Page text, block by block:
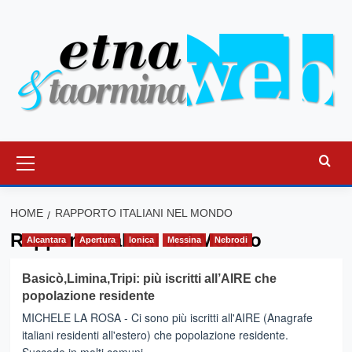
principale
HOME RAPPORTO ITALIANI NEL MONDO
Rapporto italiani nel Mondo
Alcantara Apertura Ionica Messina Nebrodi
Basicò,Limina,Tripi: più iscritti all’AIRE che
popolazione residente
MICHELE LA ROSA - Ci sono più iscritti all'AIRE (Anagrafe
italiani residenti all'estero) che popolazione residente.